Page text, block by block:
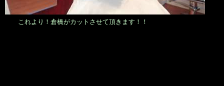
これより！倉橋がカットさせて頂きます！！